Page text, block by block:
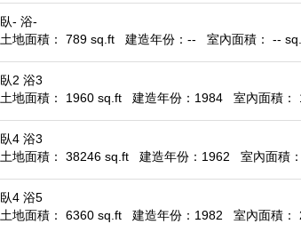
臥- 浴-
土地面積： 789 sq.ft
建造年份：-- 室內面積： --
臥2 浴3
土地面積： 1960 sq.ft
建造年份：1984 室內面積：
臥4 浴3
土地面積： 38246 sq.ft
建造年份：1962 室內面積
臥4 浴5
土地面積： 6360 sq.ft
建造年份：1982 室內面積：